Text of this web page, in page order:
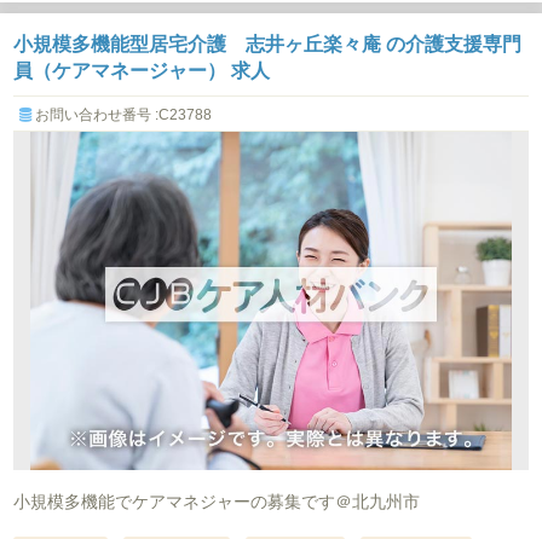
小規模多機能型居宅介護 志井ヶ丘楽々庵 の介護支援専門
員（ケアマネージャー） 求人
お問い合わせ番号 :C23788
小規模多機能でケアマネジャーの募集です＠北九州市